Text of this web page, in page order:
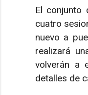
El conjunto
cuatro
nuevo a
realizará
volverán a
detalles de